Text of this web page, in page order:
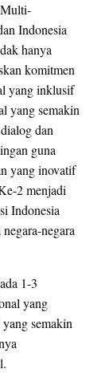
Indonesia
hanya
komitmen
yang inklusif
yang semakin
dan
guna
yang inovatif
2 menjadi
Indonesia
negara
1-3
yang
semakin